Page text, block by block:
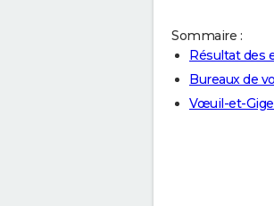
Sommaire :
Résultat des
Bureaux de
Vœuil-et-